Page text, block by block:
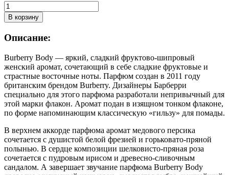
Количество
товара
BURBERRY
BODY
edt
60ml
TESTER
В корзину
Описание:
Burberry Body — яркий, сладкий фруктово-шипровый
женский аромат, сочетающий в себе сладкие фруктовые и
страстные восточные ноты. Парфюм создан в 2011 году
британским брендом Burberry. Дизайнеры Барберри
специально для этого парфюма разработали непривычный для
этой марки флакон. Аромат подан в изящном тонком флаконе,
по форме напоминающим классическую «гильзу» для помады.
В верхнем аккорде парфюма аромат медового персика
сочетается с душистой белой фрезией и горьковато-пряной
полынью. В сердце композиции шелковисто-пряная роза
сочетается с пудровым ирисом и древесно-сливочным
сандалом. А завершает звучание парфюма Burberry Body